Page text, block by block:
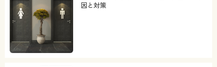
因と対策